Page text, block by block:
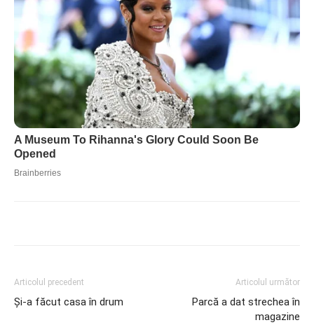
Articolul precedent
Și-a făcut casa în drum
Articolul următor
Parcă a dat strechea în
magazine